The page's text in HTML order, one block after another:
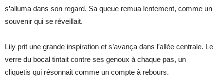
s’alluma dans son regard. Sa queue remua lentement, comme un
souvenir qui se réveillait.
Lily prit une grande inspiration et s’avança dans l’allée centrale. Le
verre du bocal tintait contre ses genoux à chaque pas, un
cliquetis qui résonnait comme un compte à rebours.